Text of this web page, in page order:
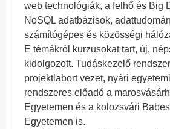
web technológiák, a felhő és Big
NoSQL adatbázisok,
számítógépes és közösségi
E témákról kurzusokat tart, új,
kidolgozott. Tudáskezelő
projektlabort vezet, nyári
rendszeres előadó a
Egyetemen és a kolozsvári
Egyetemen is.